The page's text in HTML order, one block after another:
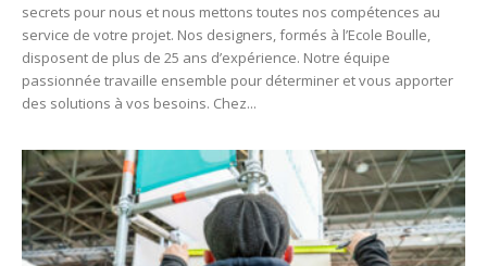
secrets pour nous et nous mettons toutes nos compétences au
service de votre projet. Nos designers, formés à l’Ecole Boulle,
disposent de plus de 25 ans d’expérience. Notre équipe
passionnée travaille ensemble pour déterminer et vous apporter
des solutions à vos besoins. Chez...